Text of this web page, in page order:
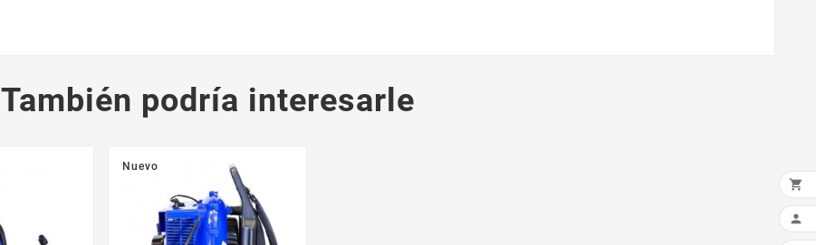
También podría interesarle
Nuevo

